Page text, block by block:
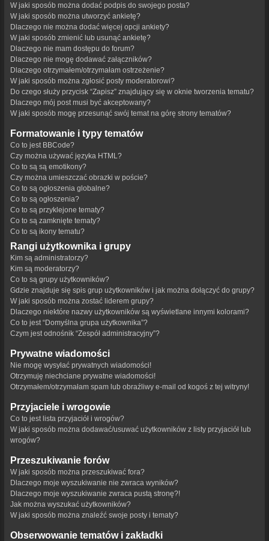
W jaki sposób można dodać podpis do swojego posta?
W jaki sposób można utworzyć ankietę?
Dlaczego nie można dodać więcej opcji ankiety?
W jaki sposób zmienić lub usunąć ankietę?
Dlaczego nie mam dostępu do forum?
Dlaczego nie mogę dodawać załączników?
Dlaczego otrzymałem/otrzymałam ostrzeżenie?
W jaki sposób można zgłosić posty moderatorowi?
Do czego służy przycisk “Zapisz” znajdujący się w oknie tworzenia tematu?
Dlaczego mój post musi być akceptowany?
W jaki sposób mogę przesunąć swój temat na górę strony tematów?
Formatowanie i typy tematów
Co to jest BBCode?
Czy można używać języka HTML?
Co to są są emotikony?
Czy można umieszczać obrazki w poście?
Co to są ogłoszenia globalne?
Co to są ogłoszenia?
Co to są przyklejone tematy?
Co to są zamknięte tematy?
Co to są ikony tematu?
Rangi użytkownika i grupy
Kim są administratorzy?
Kim są moderatorzy?
Co to są grupy użytkowników?
Gdzie znajduje się spis grup użytkowników i jak można dołączyć do grupy?
W jaki sposób można zostać liderem grupy?
Dlaczego niektóre nazwy użytkowników są wyświetlane innymi kolorami?
Co to jest “Domyślna grupa użytkownika”?
Czym jest odnośnik “Zespół administracyjny”?
Prywatne wiadomości
Nie mogę wysyłać prywatnych wiadomości!
Otrzymuję niechciane prywatne wiadomości!
Otrzymałem/otrzymałam spam lub obraźliwy e-mail od kogoś z tej witryny!
Przyjaciele i wrogowie
Co to jest lista przyjaciół i wrogów?
W jaki sposób można dodawać/usuwać użytkowników z listy przyjaciół lub
wrogów?
Przeszukiwanie forów
W jaki sposób można przeszukiwać fora?
Dlaczego moje wyszukiwanie nie zwraca wyników?
Dlaczego moje wyszukiwanie zwraca pustą stronę?!
Jak można wyszukać użytkowników?
W jaki sposób można znaleźć swoje posty i tematy?
Obserwowanie tematów i zakładki